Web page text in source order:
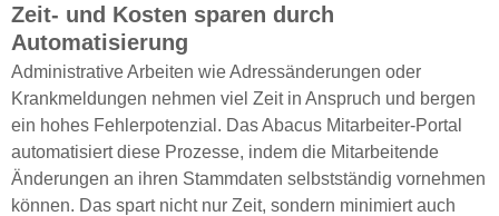
Zeit- und Kosten sparen durch
Automatisierung
Administrative Arbeiten wie Adressänderungen oder
Krankmeldungen nehmen viel Zeit in Anspruch und bergen
ein hohes Fehlerpotenzial. Das Abacus Mitarbeiter-Portal
automatisiert diese Prozesse, indem die Mitarbeitende
Änderungen an ihren Stammdaten selbstständig vornehmen
können. Das spart nicht nur Zeit, sondern minimiert auch